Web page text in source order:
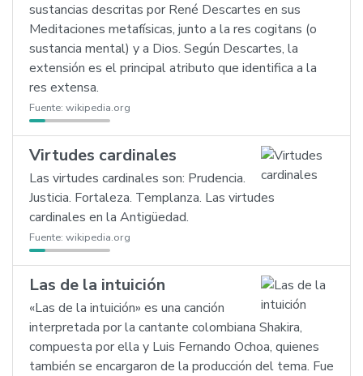
sustancias descritas por René Descartes en sus
Meditaciones metafísicas, junto a la res cogitans (o
sustancia mental) y a Dios. Según Descartes, la
extensión es el principal atributo que identifica a la
res extensa.
Fuente: wikipedia.org
Virtudes cardinales
Las virtudes cardinales son: Prudencia.
Justicia. Fortaleza. Templanza. Las virtudes
cardinales en la Antigüedad.
Fuente: wikipedia.org
Las de la intuición
«Las de la intuición» es una canción
interpretada por la cantante colombiana Shakira,
compuesta por ella y Luis Fernando Ochoa, quienes
también se encargaron de la producción del tema. Fue